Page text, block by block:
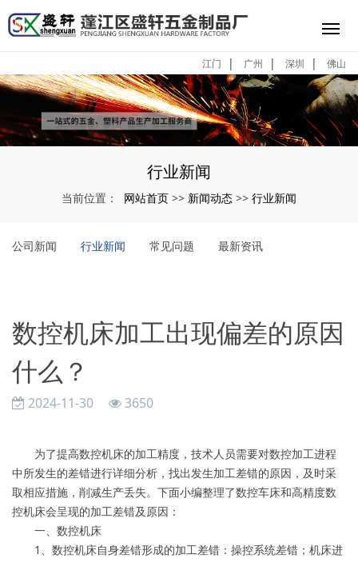
江门 | 广州 | 深圳 | 佛山
行业新闻
当前位置： 网站首页 >> 新闻动态 >> 行业新闻
公司新闻 行业新闻 常见问题 最新资讯
数控机床加工出现偏差的原因
什么？
2024-11-30 3650
为了提高数控机床的加工精度，技术人员需要对数控加工进程
中所发生的差错进行详细分析，找出发生加工差错的原因，及时采
取相应措施，削减生产丢失。下面小编整理了数控车床和高精度数
控机床会呈现的加工差错及原因：
一、数控机床
1、数控机床自身差错形成的加工差错：操控系统差错；机床进